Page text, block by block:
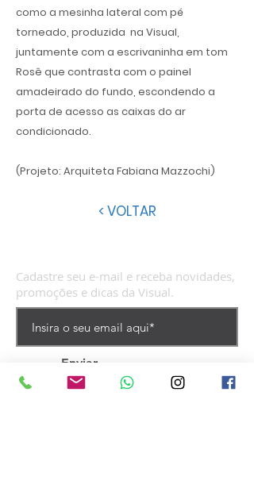
como a mesinha lateral com pé
torneado, produzida na Visual,
juntamente com a escrivaninha em tom
Rosê que contrasta com o painel
amadeirado do fundo, escondendo a
porta de acesso as caixas do ar
condicionado.
(Projeto: Arquiteta Fabiana Mazzochi)
< VOLTAR
Enviar
Cadastre seu e-mail e receba novidades,
promoções e dicas da Visual.